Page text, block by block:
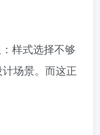
样式选择不够
场景。而这正